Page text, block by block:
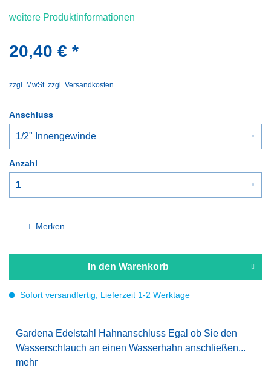
weitere Produktinformationen
20,40 € *
zzgl. MwSt. zzgl. Versandkosten
Anschluss
Anzahl
Merken
In den Warenkorb
Sofort versandfertig, Lieferzeit 1-2 Werktage
Gardena Edelstahl Hahnanschluss Egal ob Sie den
Wasserschlauch an einen Wasserhahn anschließen...
mehr